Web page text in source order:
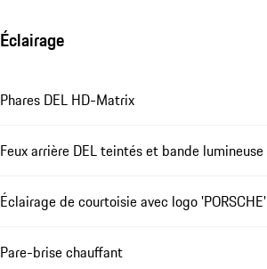
Éclairage
Phares DEL HD-Matrix
Feux arrière DEL teintés et bande lumineuse
Éclairage de courtoisie avec logo 'PORSCHE'
Pare-brise chauffant